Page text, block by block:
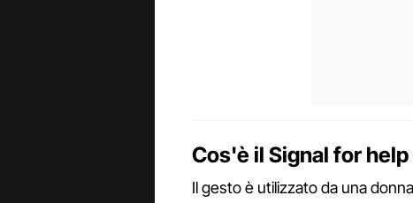
Cos'è il Signal for
Il gesto è utilizzato da una